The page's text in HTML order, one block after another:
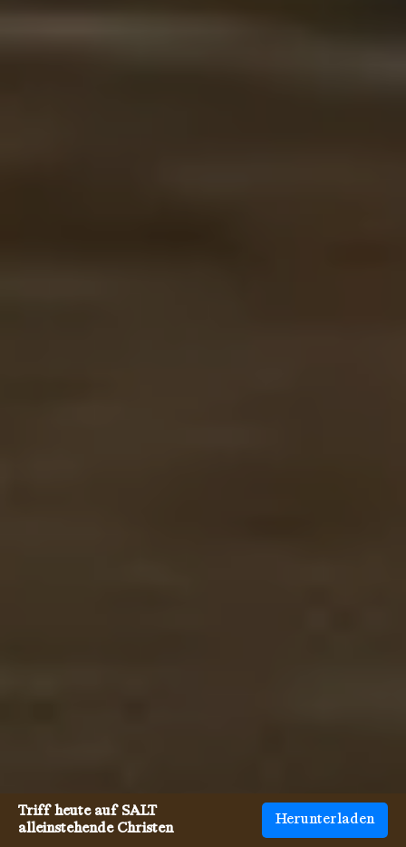
Triff heute auf SALT
alleinstehende Christen
Herunterladen